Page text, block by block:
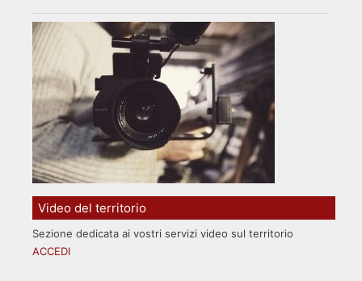
Video del territorio
Sezione dedicata ai vostri servizi video sul territorio
ACCEDI